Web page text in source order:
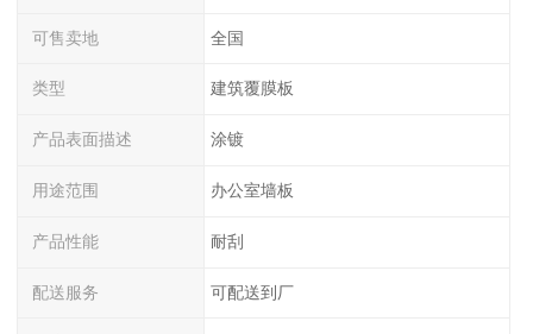
可售卖地 全国
类型 建筑覆膜板
产品表面描述 涂镀
用途范围 办公室墙板
产品性能 耐刮
配送服务 可配送到厂